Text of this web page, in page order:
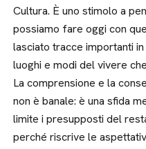
Cultura. È uno stimolo a
possiamo fare oggi con
lasciato tracce importanti
luoghi e modi del vivere
La comprensione e la
non è banale: è una sfida
limite i presupposti del
perché riscrive le